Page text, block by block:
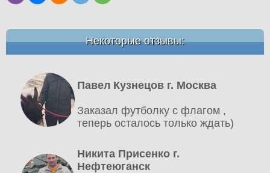
Некоторые отзывы:
Павел Кузнецов г. Москва
Заказал футболку с флагом ,
теперь осталось только ждать)
Никита Присенко г.
Нефтеюганск